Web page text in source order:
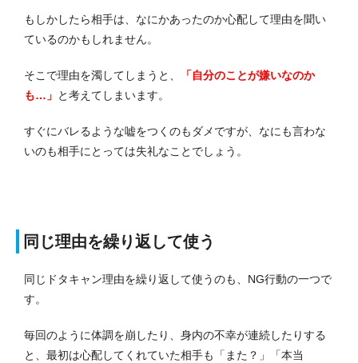
もしかしたら相手は、なにかあったのか心配して理由を聞い
ているのかもしれません。
そこで理由を濁してしまうと、
「自分のことが嫌いなのか
も…」 と考えてしまいます。
すぐにバレるような嘘をつくのもダメですが、なにも言わな
いのも相手にとっては失礼なことでしょう。
同じ理由を繰り返して使う
同じドタキャン理由を繰り返して使うのも、NG行動の一つで
す。
毎回のように体調を崩したり、身内の不幸が連続したりする
と、最初は心配してくれていた相手も「また？」「本当